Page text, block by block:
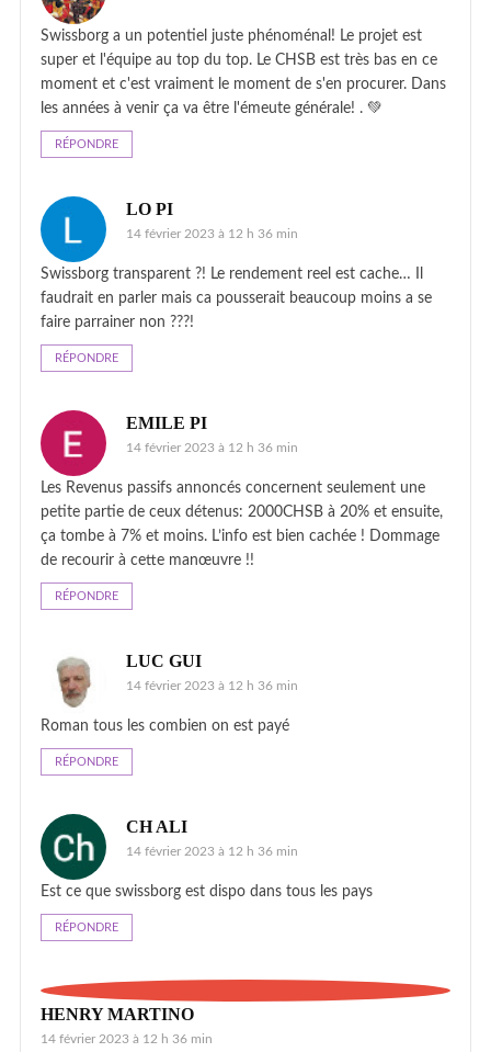
Swissborg a un potentiel juste phénoménal! Le projet est
super et l'équipe au top du top. Le CHSB est très bas en ce
moment et c'est vraiment le moment de s'en procurer. Dans
les années à venir ça va être l'émeute générale! . 💚
RÉPONDRE
LO PI
14 février 2023 à 12 h 36 min
Swissborg transparent ?! Le rendement reel est cache… Il
faudrait en parler mais ca pousserait beaucoup moins a se
faire parrainer non ???!
RÉPONDRE
EMILE PI
14 février 2023 à 12 h 36 min
Les Revenus passifs annoncés concernent seulement une
petite partie de ceux détenus: 2000CHSB à 20% et ensuite,
ça tombe à 7% et moins. L’info est bien cachée ! Dommage
de recourir à cette manœuvre !!
RÉPONDRE
LUC GUI
14 février 2023 à 12 h 36 min
Roman tous les combien on est payé
RÉPONDRE
CH ALI
14 février 2023 à 12 h 36 min
Est ce que swissborg est dispo dans tous les pays
RÉPONDRE
HENRY MARTINO
14 février 2023 à 12 h 36 min